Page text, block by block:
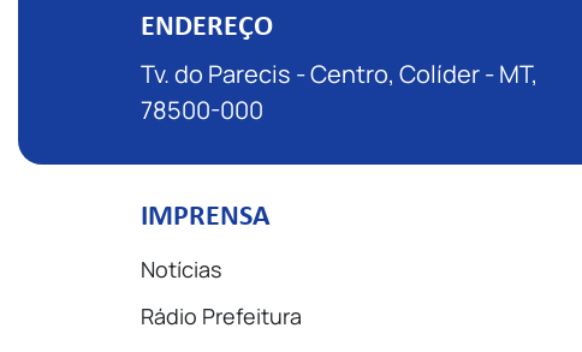
ENDEREÇO
Tv. do Parecis - Centro, Colíder - MT,
78500-000
IMPRENSA
Notícias
Rádio Prefeitura